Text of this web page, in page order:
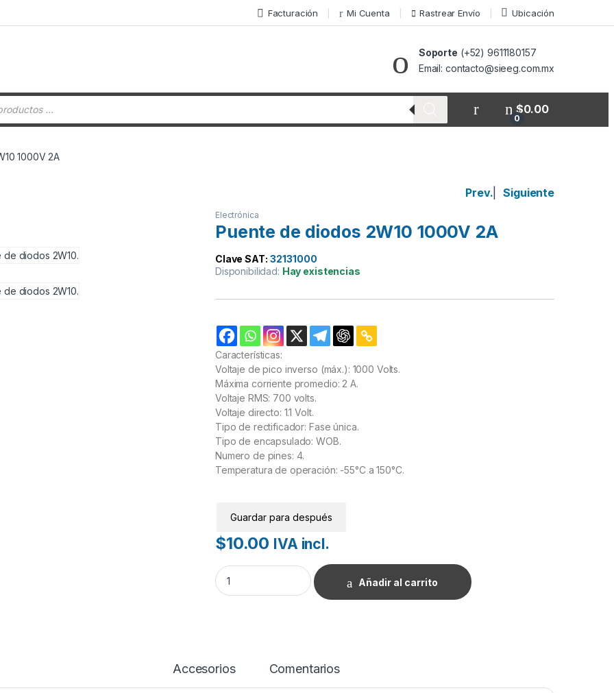
Facturación Mi Cuenta Rastrear Envío Ubicación
Soporte (+52) 9611180157
Email: contacto@sieeg.com.mx
productos
0
$0.00
1000V 2A
Prev. Siguiente
Electrónica
Puente de diodos 2W10 1000V 2A
Clave SAT: 32131000
Disponibilidad: Hay existencias
Características:
Voltaje de pico inverso (máx.): 1000 Volts.
Máxima corriente promedio: 2 A.
Voltaje RMS: 700 volts.
Voltaje directo: 1.1 Volt.
Tipo de rectificador: Fase única.
Tipo de encapsulado: WOB.
Numero de pines: 4.
Temperatura de operación: -55°C a 150°C.
Guardar para después
$10.00 IVA incl.
Puente de diodos 2W10 1000V 2A cantidad
Añadir al carrito
Accesorios Comentarios